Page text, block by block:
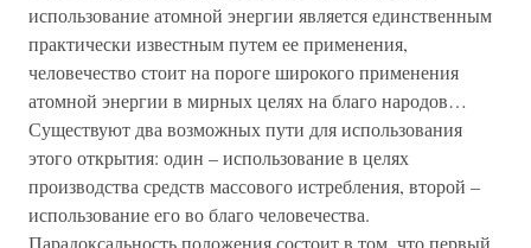
использование атомной энергии является единственным
практически известным путем ее применения,
человечество стоит на пороге широкого применения
атомной энергии в мирных целях на благо народов…
Существуют два возможных пути для использования
этого открытия: один – использование в целях
производства средств массового истребления, второй –
использование его во благо человечества.
Парадоксальность положения состоит в том, что первый